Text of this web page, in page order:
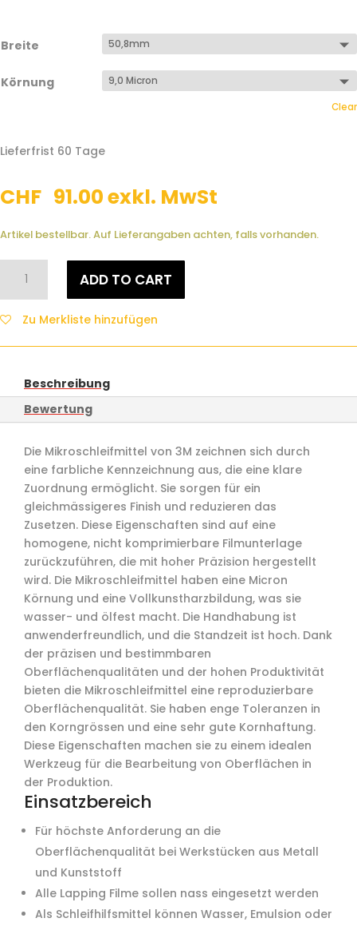
Breite
Körnung
Clear
Lieferfrist 60 Tage
CHF 91.00exkl. MwSt
Artikel bestellbar. Auf Lieferangaben achten, falls vorhanden.
Lapping
Film
261X
ADD TO CART
Zu Merkliste hinzufügen
Beschreibung
Bewertung
Die Mikroschleifmittel von 3M zeichnen sich durch
eine farbliche Kennzeichnung aus, die eine klare
Zuordnung ermöglicht. Sie sorgen für ein
gleichmässigeres Finish und reduzieren das
Zusetzen. Diese Eigenschaften sind auf eine
homogene, nicht komprimierbare Filmunterlage
zurückzuführen, die mit hoher Präzision hergestellt
wird. Die Mikroschleifmittel haben eine Micron
Körnung und eine Vollkunstharzbildung, was sie
wasser- und ölfest macht. Die Handhabung ist
anwenderfreundlich, und die Standzeit ist hoch. Dank
der präzisen und bestimmbaren
Oberflächenqualitäten und der hohen Produktivität
bieten die Mikroschleifmittel eine reproduzierbare
Oberflächenqualität. Sie haben enge Toleranzen in
den Korngrössen und eine sehr gute Kornhaftung.
Diese Eigenschaften machen sie zu einem idealen
Werkzeug für die Bearbeitung von Oberflächen in
der Produktion.
Einsatzbereich
Für höchste Anforderung an die
Oberflächenqualität bei Werkstücken aus Metall
und Kunststoff
Alle Lapping Filme sollen nass eingesetzt werden
Als Schleifhilfsmittel können Wasser, Emulsion oder